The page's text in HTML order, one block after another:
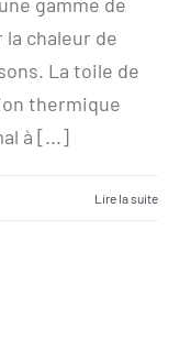
chaleur de
La toile de
thermique
à [...]
Lire la suite